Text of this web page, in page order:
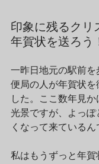
印象に残るクリ
年賀状を送ろう
一昨日地元の駅前
便局の人が年賀状を
した。ここ数年見
光景ですが、よっ
くなって来ているん
私はもうずっと年賀